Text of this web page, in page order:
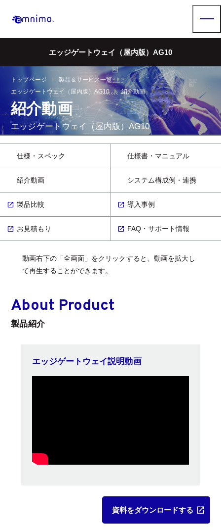
エッジゲートウェイ（屋内版）AG10
トップページ arrow_right 製品＆サービス一覧arrow_right
エッジゲートウェイ（屋内版）AG10arrow_right紹介動画
紹介動画
エッジゲートウェイ（屋内版）AG10
仕様・スペック 仕様書・マニュアル
紹介動画 システム構成例・連携
製品比較 導入事例
お見積もり FAQ・サポート情報
動画右下の「全画面」をクリックすると、動画を拡大し
て再生することができます。
About Product
製品紹介
エッジゲートウェイ説明動画
資料をダウンロードする